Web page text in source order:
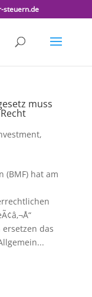
steuern.de
muss
(BMF) hat am
das